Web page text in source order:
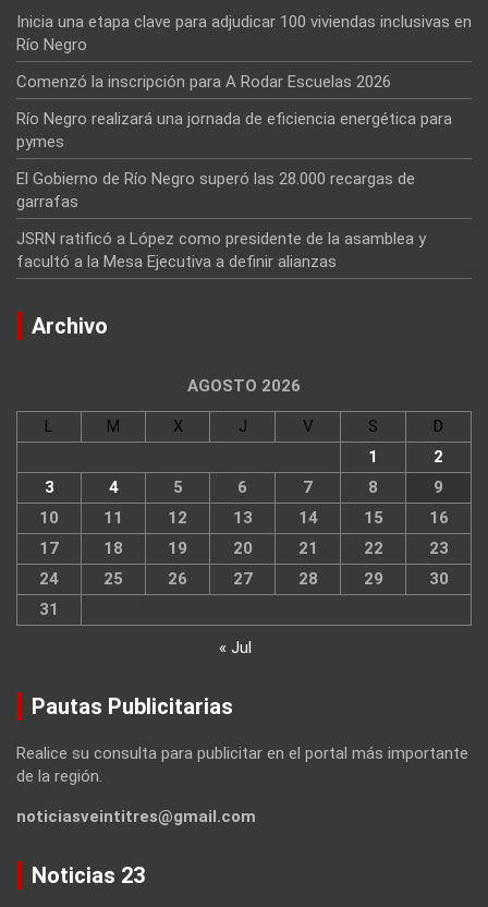
Inicia una etapa clave para adjudicar 100 viviendas inclusivas en
Río Negro
Comenzó la inscripción para A Rodar Escuelas 2026
Río Negro realizará una jornada de eficiencia energética para
pymes
El Gobierno de Río Negro superó las 28.000 recargas de
garrafas
JSRN ratificó a López como presidente de la asamblea y
facultó a la Mesa Ejecutiva a definir alianzas
Archivo
AGOSTO 2026
L M X J V S
D
1
2
3
4 5 6 7 8
9
10
11 12 13 14 15
16
17
18 19 20 21 22
23
24
25 26 27 28 29
30
31
« Jul
Pautas Publicitarias
Realice su consulta para publicitar en el portal más importante
de la región.
noticiasveintitres@gmail.com
Noticias 23